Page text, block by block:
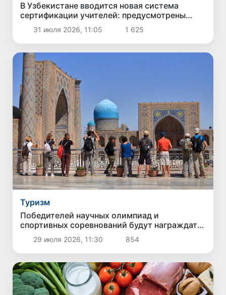
В Узбекистане вводится новая система
сертификации учителей: предусмотрены
новые уровни оценки знаний и премии
31 июля 2026, 11:05 1 625
Туризм
Победителей научных олимпиад и
спортивных соревнований будут награждать
поездками по Узбекистану
29 июля 2026, 11:30 854